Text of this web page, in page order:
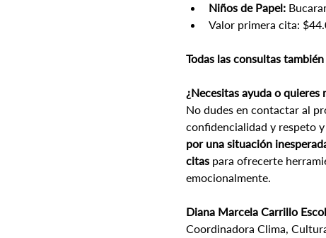
Niños de Papel:
Valor primera cita:
Todas las consultas
¿Necesitas ayuda o quieres
No dudes en contactar al
confidencialidad y respeto
por una situación
citas para ofrecerte
emocionalmente.
Diana Marcela Carrillo
Coordinadora Clima,